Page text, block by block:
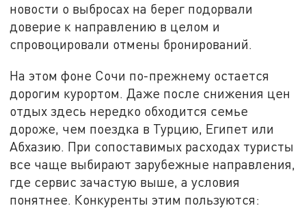
новости о выбросах на берег подорвали
доверие к направлению в целом и
спровоцировали отмены бронирований.
На этом фоне Сочи по-прежнему остается
дорогим курортом. Даже после снижения цен
отдых здесь нередко обходится семье
дороже, чем поездка в Турцию, Египет или
Абхазию. При сопоставимых расходах туристы
все чаще выбирают зарубежные направления,
где сервис зачастую выше, а условия
понятнее. Конкуренты этим пользуются: